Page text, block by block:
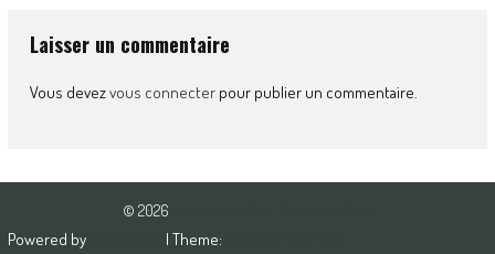
Laisser un commentaire
Vous devezvous connecterpour publier un commentaire.
© 2026
Powered by | Theme: